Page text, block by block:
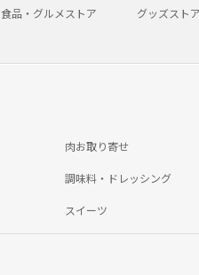
食品・グルメストア グッズストア
肉お取り寄せ
調味料・ドレッシング
スイーツ